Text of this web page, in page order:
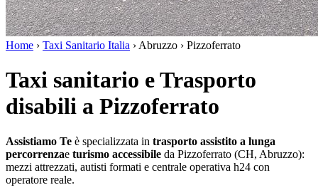
Home › Taxi Sanitario Italia › Abruzzo › Pizzoferrato
Taxi sanitario e Trasporto
disabili a Pizzoferrato
Assistiamo Te è specializzata in trasporto assistito a lunga
percorrenzae turismo accessibile da Pizzoferrato (CH, Abruzzo):
mezzi attrezzati, autisti formati e centrale operativa h24 con
operatore reale.